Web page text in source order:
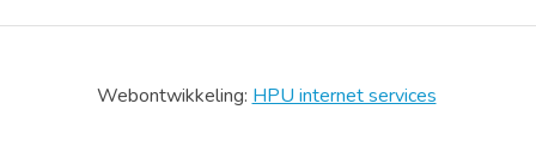
Webontwikkeling: HPU internet services